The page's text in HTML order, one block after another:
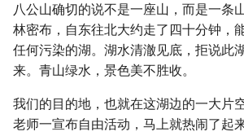
八公山确切的说不是一座山，而是一条
林密布，自东往北大约走了四十分钟，
任何污染的湖。湖水清澈见底，拒说此
来。青山绿水，景色美不胜收。
我们的目的地，也就在这湖边的一大片
老师一宣布自由活动，马上就热闹了起